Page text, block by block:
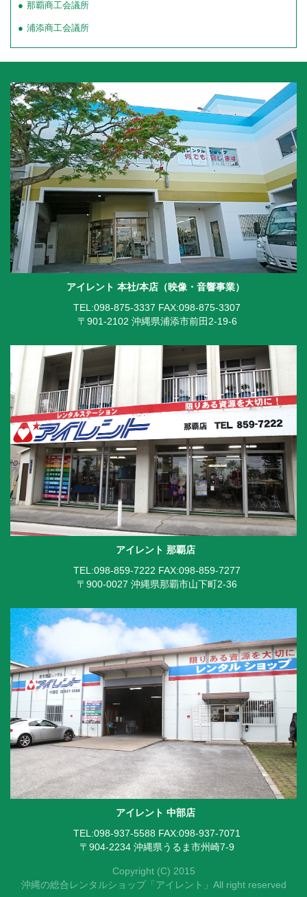
那覇商工会議所
浦添商工会議所
アイレント 本社/本店（映像・音響事業）
TEL:098-875-3337 FAX:098-875-3307
〒901-2102 沖縄県浦添市前田2-19-6
アイレント 那覇店
TEL:098-859-7222 FAX:098-859-7277
〒900-0027 沖縄県那覇市山下町2-36
アイレント 中部店
TEL:098-937-5588 FAX:098-937-7071
〒904-2234 沖縄県うるま市州崎7-9
Copyright (C) 2015
沖縄の総合レンタルショップ「アイレント」All right reserved